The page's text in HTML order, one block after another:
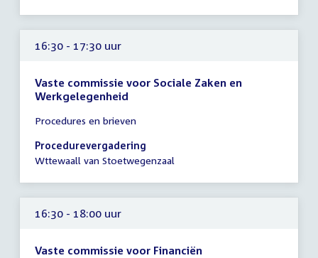
16:30 - 17:30 uur
Vaste commissie voor Sociale Zaken en
Werkgelegenheid
vergadering
16:30
-
uur
Procedures en brieven
Procedurevergadering
Wttewaall van Stoetwegenzaal
16:30 - 18:00 uur
Vaste commissie voor Financiën